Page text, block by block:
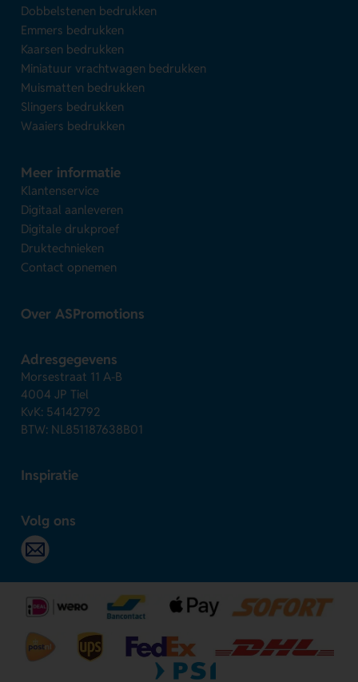
Dobbelstenen bedrukken
Emmers bedrukken
Kaarsen bedrukken
Miniatuur vrachtwagen bedrukken
Muismatten bedrukken
Slingers bedrukken
Waaiers bedrukken
Meer informatie
Klantenservice
Digitaal aanleveren
Digitale drukproef
Druktechnieken
Contact opnemen
Over ASPromotions
Adresgegevens
Morsestraat 11 A-B
4004 JP Tiel
KvK: 54142792
BTW: NL851187638B01
Inspiratie
Volg ons